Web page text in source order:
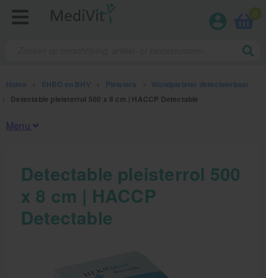
0
Home EHBO en BHV Pleisters Wondpleister detecteerbaar
Detectable pleisterrol 500 x 8 cm | HACCP Detectable
Menu
Fysiotherapieproducten
Verbruiksmaterialen
Massage
Detectable pleisterrol 500
x 8 cm | HACCP
Detectable